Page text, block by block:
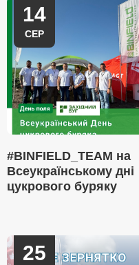
14
СЕР
#BINFIELD_TEAM на
Всеукраїнському дні
цукрового буряку
25